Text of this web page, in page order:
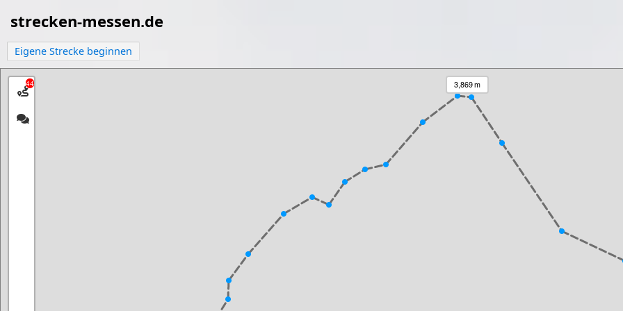
strecken-messen.de
Eigene Strecke beginnen
44 3,869 m